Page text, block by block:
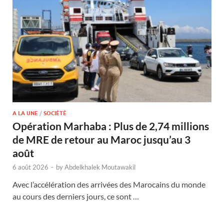
A LA UNE / SOCIÉTÉ
Opération Marhaba : Plus de 2,74 millions
de MRE de retour au Maroc jusqu’au 3
août
6 août 2026 - byAbdelkhalek Moutawakil
Avec l’accélération des arrivées des Marocains du monde
au cours des derniers jours, ce sont …